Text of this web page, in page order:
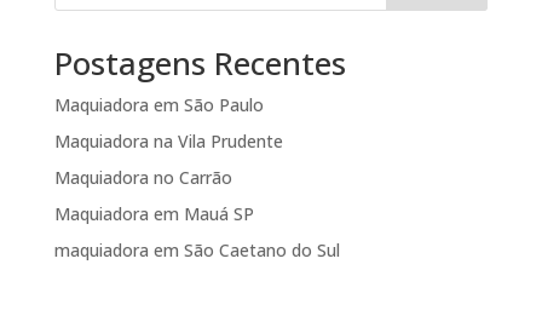
Postagens Recentes
Maquiadora em São Paulo
Maquiadora na Vila Prudente
Maquiadora no Carrão
Maquiadora em Mauá SP
maquiadora em São Caetano do Sul